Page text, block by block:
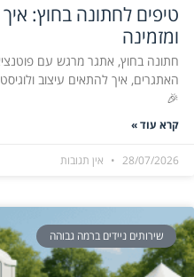
טיפים לחתונה בחוץ:
ומזמינה
חתונה בחוץ, אתגר מרגש עם
האתגרים, איך להתאים עיצוב
🎉
קרא עוד »
28/07/2026 אין תגובות
שירותים ניידים ברמה גבוהה